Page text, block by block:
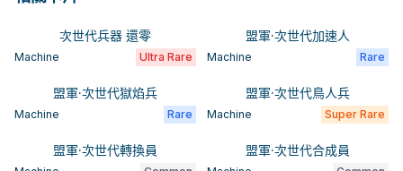
次世代兵器 還零
Machine Ultra Rare
盟軍·次世代加速人
Machine Rare
盟軍·次世代獄焰兵
Machine Rare
盟軍·次世代鳥人兵
Machine Super Rare
盟軍·次世代轉換員 盟軍·次世代合成員